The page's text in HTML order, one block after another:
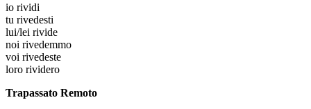
io rividi
tu rivedesti
lui/lei rivide
noi rivedemmo
voi rivedeste
loro rividero
Trapassato Remoto